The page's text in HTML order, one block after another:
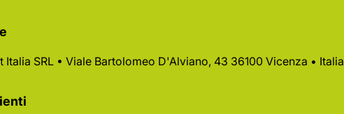
Italia SRL • Viale Bartolomeo D'Alviano, 43 36100 Vicenza • Italia